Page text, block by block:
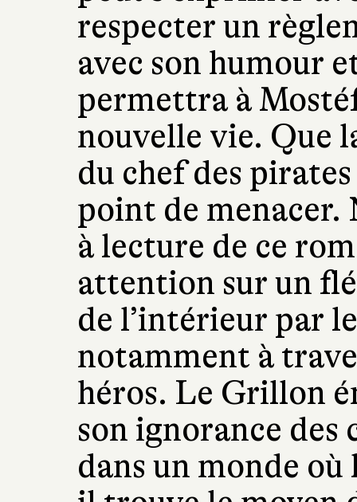
respecter un
avec son humour
permettra à
nouvelle vie. Que
du chef des
point de
à lecture de ce
attention sur un
de l’intérieur par
notamment à
héros. Le Grillon
son ignorance des
dans un monde